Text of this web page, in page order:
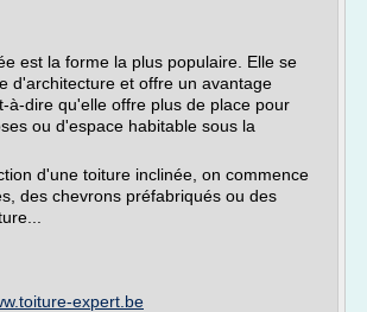
est la forme la plus populaire. Elle se
d'architecture et offre un avantage
à-dire qu'elle offre plus de place pour
ou d'espace habitable sous la
d'une toiture inclinée, on commence
des chevrons préfabriqués ou des
expert.be